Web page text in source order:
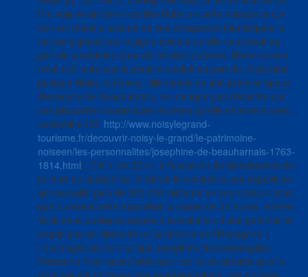
l’île voisine de faire fructifier l’idée de cette naissance sur
son sol (dans plusieurs de ces prospectus touristiques le
fait est signalé) est le signe évident qu’elle veut avoir sa
part de Joséphine pour attirer des touristes. Notre voisine
n’est d’ailleurs pas la seule à vouloir sa part de Joséphine
puisque Noisy-le-Grand, ville natale de son premier époux
Alexandre de Beauharnais, ne manque pas d’inscrire sur
ses plaquettes touristiques les liens qu’elle entretient avec
Joséphine (Cf. http://www.noisylegrand-
tourisme.fr/decouvrir-noisy-le-grand/le-patrimoine-
noiseen/les-personnalites/josephine-de-beauharnais-1763-
1814.html). Enfin, en 2014, à l’occasion du bicentenaire de
la mort de Joséphine, le Sénat lui consacra une exposition
qui accueillit plus de 200.000 visiteurs au cours des 4 mois
que durèrent cette exposition à raison de 20 euros l’entrée.
Voilà donc quelques leçons d’exploitation d’une potentialité
touristique en direct de la Caraïbe et de l’Hexagone !
Il ne s’agit pas de nier que Joséphine fut esclavagiste.
Personne n’est assez bête pour croire ou attester qu’elle